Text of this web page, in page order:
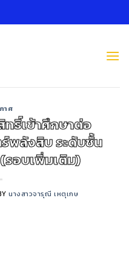
าศ
ธิ์เข้าศึกษาต่อ
พลังสิบ ระดับชั้น
อบเพิ่มเติม)
นางสาวจารุณี เหตุเกษ